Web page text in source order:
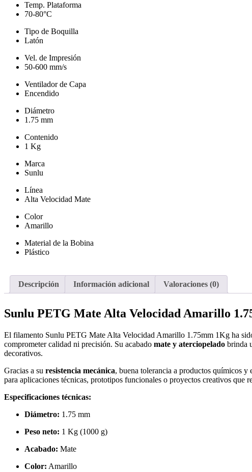
Temp. Plataforma
70-80°C
Tipo de Boquilla
Latón
Vel. de Impresión
50-600 mm/s
Ventilador de Capa
Encendido
Diámetro
1.75 mm
Contenido
1 Kg
Marca
Sunlu
Línea
Alta Velocidad Mate
Color
Amarillo
Material de la Bobina
Plástico
Descripción Información adicional Valoraciones (0)
Sunlu PETG Mate Alta Velocidad Amarillo
El filamento Sunlu PETG Mate Alta Velocidad Amarillo 1.75mm 1Kg ha
comprometer calidad ni precisión. Su acabado mate y aterciopelado brinda
decorativos.
Gracias a su resistencia mecánica, buena tolerancia a productos químicos y
para aplicaciones técnicas, prototipos funcionales o proyectos creativos que
Especificaciones técnicas:
Diámetro: 1.75 mm
Peso neto: 1 Kg (1000 g)
Acabado: Mate
Color: Amarillo